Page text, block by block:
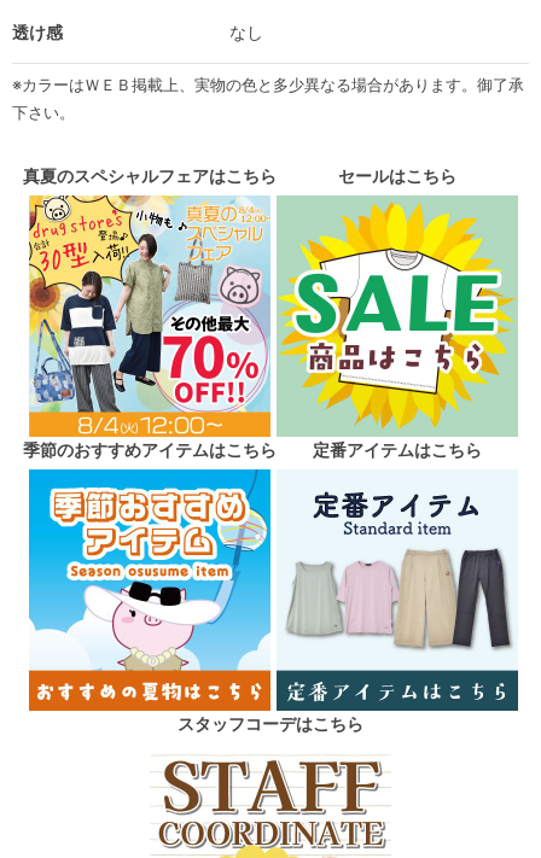
透け感 なし
※カラーはＷＥＢ掲載上、実物の色と多少異なる場合があります。御了承
下さい。
真夏のスペシャルフェアはこちら セールはこちら
季節のおすすめアイテムはこちら 定番アイテムはこちら
スタッフコーデはこちら